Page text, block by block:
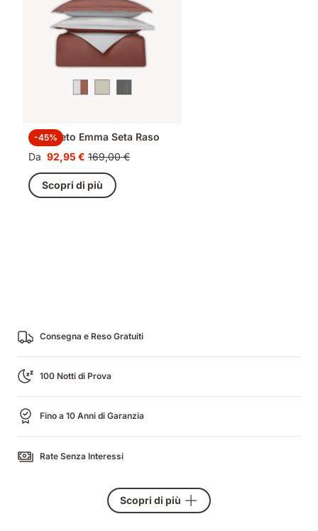
-45%
Completo Emma Seta Raso
Da Prezzo
92,95 €
92,95 € Prezzo
originale
169,00 €
169,00 €
Scopri di più
Consegna e Reso Gratuiti
100 Notti di Prova
Fino a 10 Anni di Garanzia
Rate Senza Interessi
Scopri di più